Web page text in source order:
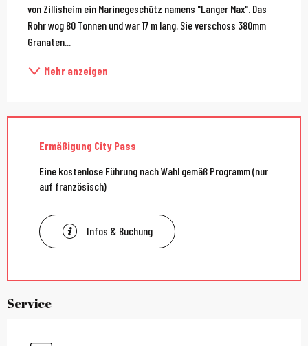
von Zillisheim ein Marinegeschütz namens "Langer Max". Das
Rohr wog 80 Tonnen und war 17 m lang. Sie verschoss 380mm
Granaten...
Mehr anzeigen
Ermäßigung City Pass
Eine kostenlose Führung nach Wahl gemäß Programm (nur
auf französisch)
Infos & Buchung
Service